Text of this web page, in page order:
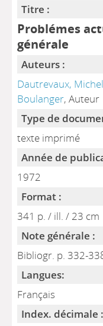
Titre :
Problémes
générale
Auteurs :
Dautrevaux, Michel
Boulanger, Auteur
Type de
texte imprimé
Année de
1972
Format :
341 p. / ill. / 23 cm
Note générale :
Bibliogr. p. 332-
Langues:
Français
Index. décimale :